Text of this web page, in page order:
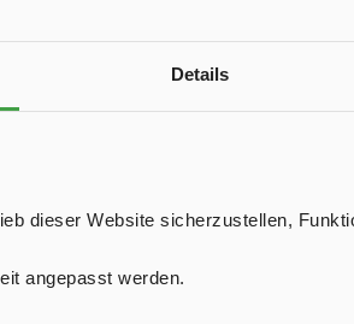
Details
dieser Website sicherzustellen,
angepasst werden.
für Kocher
die Hersteller-
€*
Ersatzteil.